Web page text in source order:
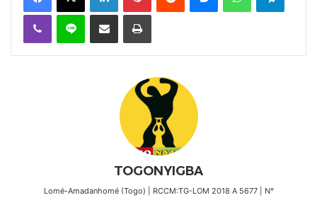
Viber Ligne Partager par email Imprimer
TOGONYIGBA
Lomé-Amadanhomé (Togo) | RCCM:TG-LOM 2018 A 5677 | N°